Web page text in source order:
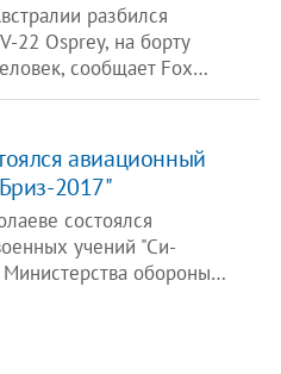
разбился
22 Osprey, на борту
сообщает Fox…
авиационный
2017"
состоялся
учений "Си-
обороны…